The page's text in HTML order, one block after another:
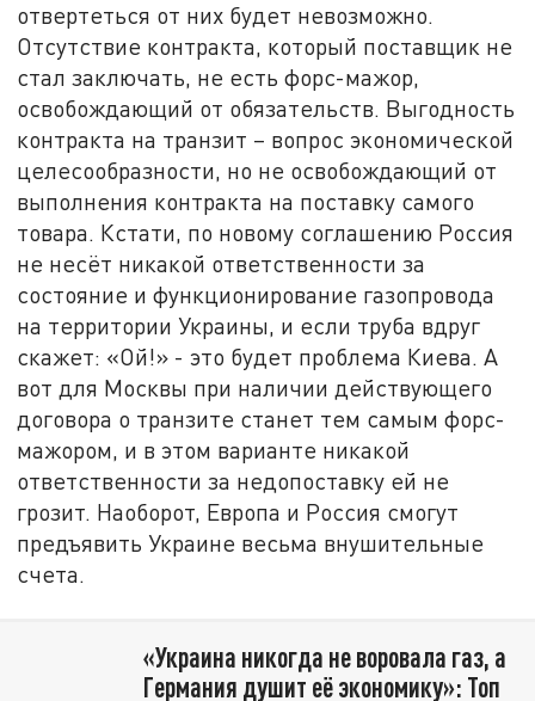
отвертеться от них будет невозможно.
Отсутствие контракта, который поставщик не
стал заключать, не есть форс-мажор,
освобождающий от обязательств. Выгодность
контракта на транзит – вопрос экономической
целесообразности, но не освобождающий от
выполнения контракта на поставку самого
товара. Кстати, по новому соглашению Россия
не несёт никакой ответственности за
состояние и функционирование газопровода
на территории Украины, и если труба вдруг
скажет: «Ой!» - это будет проблема Киева. А
вот для Москвы при наличии действующего
договора о транзите станет тем самым форс-
мажором, и в этом варианте никакой
ответственности за недопоставку ей не
грозит. Наоборот, Европа и Россия смогут
предъявить Украине весьма внушительные
счета.
«Украина никогда не воровала газ, а
Германия душит её экономику»: Топ